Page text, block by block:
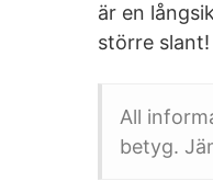
är en
större slant!
All
betyg.